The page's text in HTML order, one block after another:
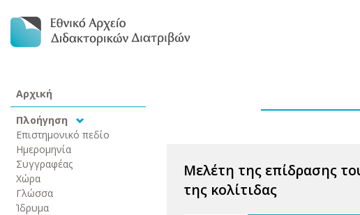
Αρχική
Πλοήγηση
Επιστημονικό πεδίο
Ημερομηνία
Συγγραφέας
Χώρα
Γλώσσα
Ίδρυμα
Μελέτη της επίδρασης
της κολίτιδας